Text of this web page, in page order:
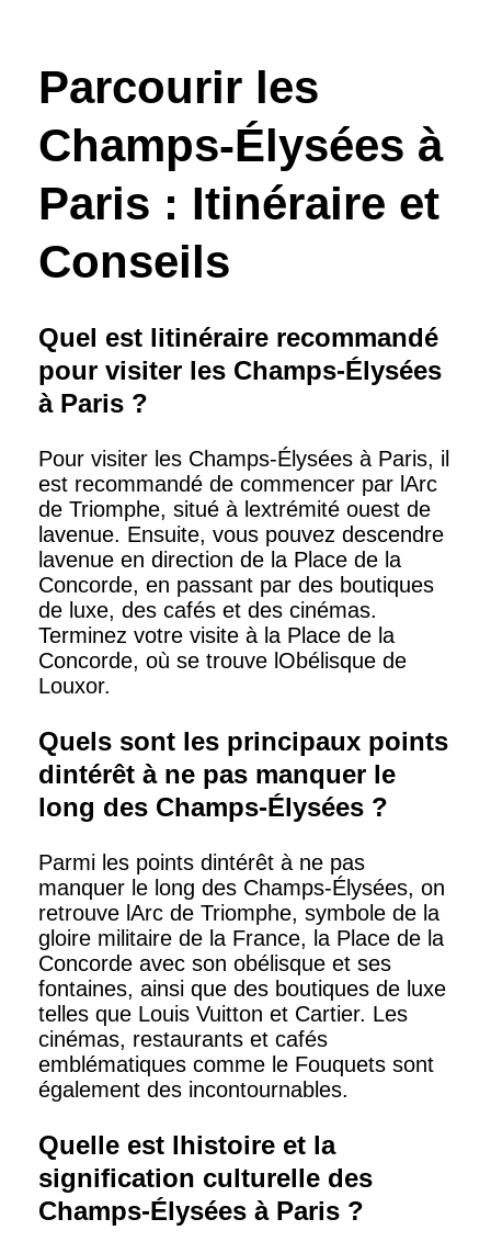
Parcourir les
Champs-Élysées à
Paris : Itinéraire et
Conseils
Quel est litinéraire recommandé
pour visiter les Champs-Élysées
à Paris ?
Pour visiter les Champs-Élysées à Paris, il
est recommandé de commencer par lArc
de Triomphe, situé à lextrémité ouest de
lavenue. Ensuite, vous pouvez descendre
lavenue en direction de la Place de la
Concorde, en passant par des boutiques
de luxe, des cafés et des cinémas.
Terminez votre visite à la Place de la
Concorde, où se trouve lObélisque de
Louxor.
Quels sont les principaux points
dintérêt à ne pas manquer le
long des Champs-Élysées ?
Parmi les points dintérêt à ne pas
manquer le long des Champs-Élysées, on
retrouve lArc de Triomphe, symbole de la
gloire militaire de la France, la Place de la
Concorde avec son obélisque et ses
fontaines, ainsi que des boutiques de luxe
telles que Louis Vuitton et Cartier. Les
cinémas, restaurants et cafés
emblématiques comme le Fouquets sont
également des incontournables.
Quelle est lhistoire et la
signification culturelle des
Champs-Élysées à Paris ?